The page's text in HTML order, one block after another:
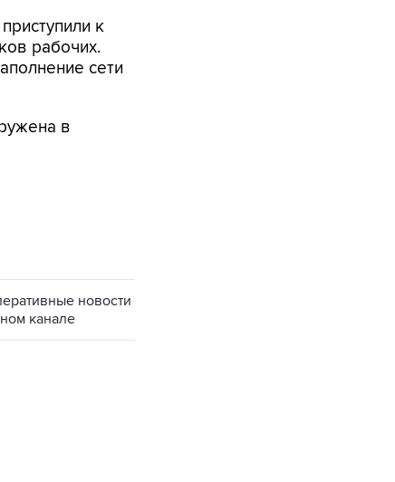
к
рабочих.
сети
в
новости
канале